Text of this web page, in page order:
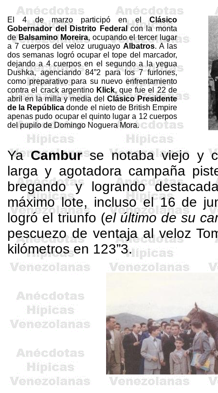
El 4 de marzo participó en elClásico
Gobernador del Distrito Federalcon la monta
deBalsaminoMoreira, ocupando el tercer lugar
a 7 cuerpos del veloz uruguayo Albatros. A las
dos semanas logró ocupar el tope del marcador,
dejando a 4 cuerpos en el segundo a la yegua
Dushka, agenciando 84”2 para los 7 furlones,
como preparativo para su nuevo enfrentamiento
contra el crack argentino Klick, que fue el 22 de
abril en la milla y media del Clásico Presidente
de la República donde el nieto de British Empire
apenas pudo ocupar el quinto lugar a 12 cuerpos
del pupilo de Domingo Noguera Mora.
YaCamburse notaba viejo y
larga y agotadora campaña
bregando y logrando
máximo lote, incluso el 16 de
logró el triunfo (el último de su
pescuezo de ventaja al veloz
kilómetrosen 123”3.